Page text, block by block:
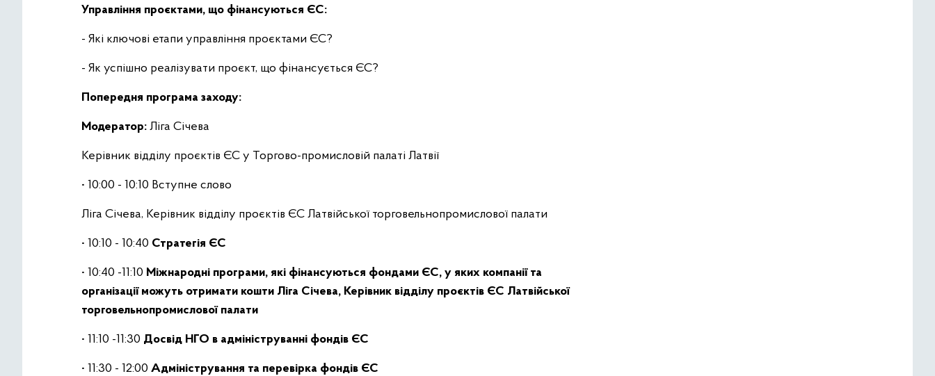
Управління проєктами, що фінансуються ЄС:
- Які ключові етапи управління проєктами ЄС?
- Як успішно реалізувати проєкт, що фінансується ЄС?
Попередня програма заходу:
Модератор: Ліга Січева
Керівник відділу проєктів ЄС у Торгово-промисловій палаті Латвії
• 10:00 - 10:10 Вступне слово
Ліга Січева, Керівник відділу проєктів ЄС Латвійської торговельнопромислової палати
• 10:10 - 10:40 Стратегія ЄС
• 10:40 -11:10 Міжнародні програми, які фінансуються фондами ЄС, у яких компанії та
організації можуть отримати кошти Ліга Січева, Керівник відділу проєктів ЄС Латвійської
торговельнопромислової палати
• 11:10 -11:30 Досвід НГО в адмініструванні фондів ЄС
• 11:30 - 12:00 Адміністрування та перевірка фондів ЄС